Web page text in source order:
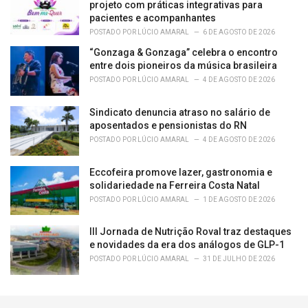
projeto com práticas integrativas para
pacientes e acompanhantes
POSTADO POR LÚCIO AMARAL 6 DE AGOSTO DE 2026
“Gonzaga & Gonzaga” celebra o encontro
entre dois pioneiros da música brasileira
POSTADO POR LÚCIO AMARAL 4 DE AGOSTO DE 2026
Sindicato denuncia atraso no salário de
aposentados e pensionistas do RN
POSTADO POR LÚCIO AMARAL 4 DE AGOSTO DE 2026
Eccofeira promove lazer, gastronomia e
solidariedade na Ferreira Costa Natal
POSTADO POR LÚCIO AMARAL 1 DE AGOSTO DE 2026
III Jornada de Nutrição Roval traz destaques
e novidades da era dos análogos de GLP-1
POSTADO POR LÚCIO AMARAL 31 DE JULHO DE 2026